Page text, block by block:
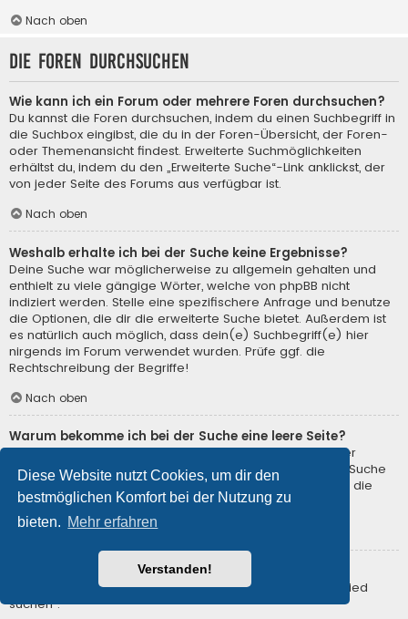
Diese Website nutzt Cookies, um dir den
bestmöglichen Komfort bei der Nutzung zu
bieten. Mehr erfahren
Verstanden!
Nach oben
Die Foren durchsuchen
Wie kann ich ein Forum oder mehrere Foren durchsuchen?
Du kannst die Foren durchsuchen, indem du einen Suchbegriff in
die Suchbox eingibst, die du in der Foren-Übersicht, der Foren-
oder Themenansicht findest. Erweiterte Suchmöglichkeiten
erhältst du, indem du den „Erweiterte Suche“-Link anklickst, der
von jeder Seite des Forums aus verfügbar ist.
Nach oben
Weshalb erhalte ich bei der Suche keine Ergebnisse?
Deine Suche war möglicherweise zu allgemein gehalten und
enthielt zu viele gängige Wörter, welche von phpBB nicht
indiziert werden. Stelle eine spezifischere Anfrage und benutze
die Optionen, die dir die erweiterte Suche bietet. Außerdem ist
es natürlich auch möglich, dass dein(e) Suchbegriff(e) hier
nirgends im Forum verwendet wurden. Prüfe ggf. die
Rechtschreibung der Begriffe!
Nach oben
Warum bekomme ich bei der Suche eine leere Seite?
Deine Suche lieferte zu viele Ergebnisse, somit konnte der
Webserver sie nicht verarbeiten. Benutze die erweiterte Suche
und gib spezifischere Suchbegriffe ein oder beschränke die
Suche auf verschiedene Unterforen.
Nach oben
Wie kann ich nach Mitgliedern suchen?
Gehe zur Mitgliederliste und klicke auf „Nach einem Mitglied
suchen“.